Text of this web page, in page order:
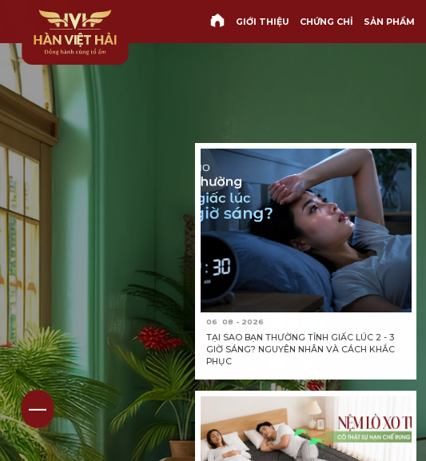
GIỚI THIỆU CHỨNG CHỈ SẢN PHẨM
01
06 08 - 2026
TẠI SAO BẠN THƯỜNG TỈNH GIẤC LÚC 2 - 3
GIỜ SÁNG? NGUYÊN NHÂN VÀ CÁCH KHẮC
PHỤC